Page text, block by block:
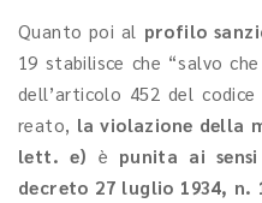
Quanto poi al profilo
19 stabilisce che “salvo
dell’articolo 452 del
reato, la violazione della
lett. e) è punita ai
decreto 27 luglio 1934, n.